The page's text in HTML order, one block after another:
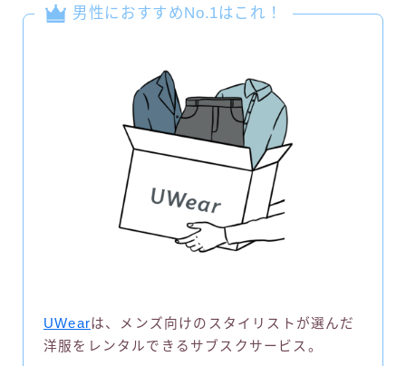
男性におすすめNo.1はこれ！
UWearは、メンズ向けのスタイリストが選んだ
洋服をレンタルできるサブスクサービス。